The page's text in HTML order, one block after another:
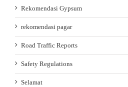
Rekomendasi Gypsum
rekomendasi pagar
Road Traffic Reports
Safety Regulations
Selamat